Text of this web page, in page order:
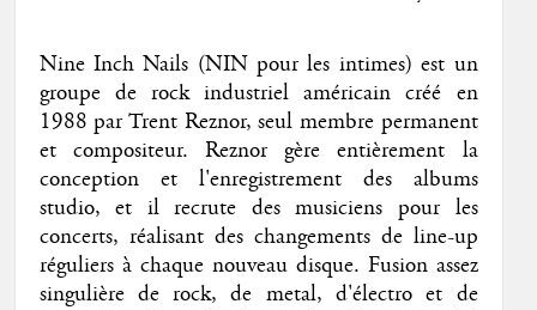
Nine Inch Nails (NIN pour les intimes) est un
groupe de rock industriel américain créé en
1988 par Trent Reznor, seul membre permanent
et compositeur. Reznor gère entièrement la
conception et l'enregistrement des albums
studio, et il recrute des musiciens pour les
concerts, réalisant des changements de line-up
réguliers à chaque nouveau disque. Fusion assez
singulière de rock, de metal, d'électro et de